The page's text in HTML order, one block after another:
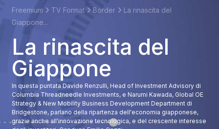
Freemium TV Format Border
La rinascita del
Giappone...
La rinascita del
Giappone
In questa puntata Davide Renzulli, Head of Investment Advisory di
Columbia Threadneedle Investments, e Narumi Kawada, Global OE
Strategy & New Mobility Business Development Department di
Bridgestone, parlano della ripartenza dell'economia giapponese,
grazie anche all'innovazione tecnologica, e del crescente interesse